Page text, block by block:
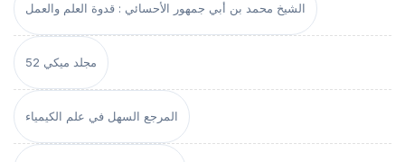
الشيخ محمد بن أبي جمهور الأحسائي : قدوة العلم والعمل
مجلد ميكي 52
المرجع السهل في علم الكيمياء